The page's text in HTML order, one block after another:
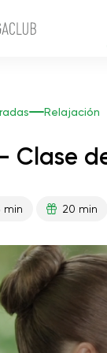
Relajación
Clase
min 20 min